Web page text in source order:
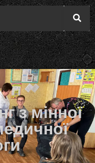
з мінної